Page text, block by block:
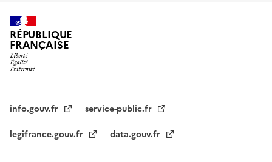
RÉPUBLIQUE
FRANÇAISE
info.gouv.fr
service-public.fr
legifrance.gouv.fr
data.gouv.fr